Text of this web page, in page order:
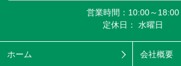
営業時間：10:00～18:00
定休日： 水曜日
ホーム 会社概要